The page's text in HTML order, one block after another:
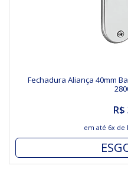
Fechadura Aliança 40mm
R$
em até 6x de